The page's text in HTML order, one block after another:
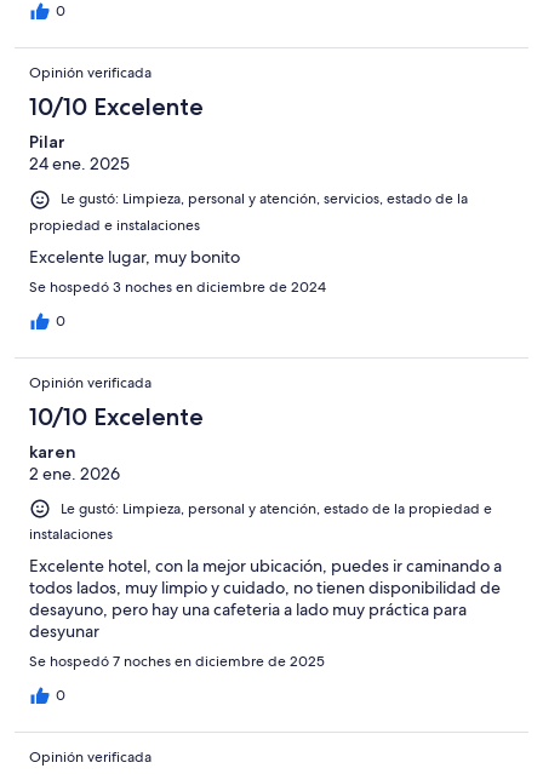
0
Opinión verificada
10/10 Excelente
Pilar
24 ene. 2025
Le gustó: Limpieza, personal y atención, servicios, estado de la
propiedad e instalaciones
Excelente lugar, muy bonito
Se hospedó 3 noches en diciembre de 2024
0
Opinión verificada
10/10 Excelente
karen
2 ene. 2026
Le gustó: Limpieza, personal y atención, estado de la propiedad e
instalaciones
Excelente hotel, con la mejor ubicación, puedes ir caminando a
todos lados, muy limpio y cuidado, no tienen disponibilidad de
desayuno, pero hay una cafeteria a lado muy práctica para
desyunar
Se hospedó 7 noches en diciembre de 2025
0
Opinión verificada